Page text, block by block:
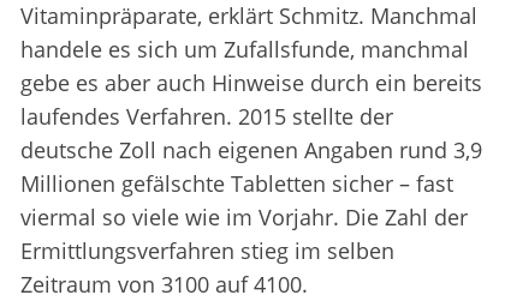
Vitaminpräparate, erklärt Schmitz. Manchmal
handele es sich um Zufallsfunde, manchmal
gebe es aber auch Hinweise durch ein bereits
laufendes Verfahren. 2015 stellte der
deutsche Zoll nach eigenen Angaben rund 3,9
Millionen gefälschte Tabletten sicher – fast
viermal so viele wie im Vorjahr. Die Zahl der
Ermittlungsverfahren stieg im selben
Zeitraum von 3100 auf 4100.